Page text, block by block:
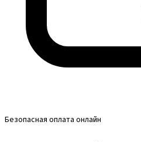
Безопасная оплата онлайн